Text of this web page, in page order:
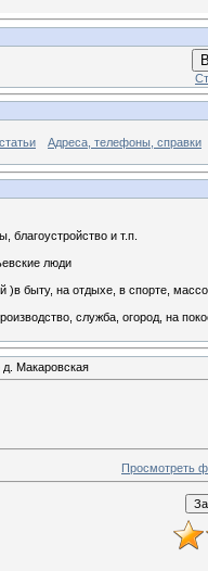
Адреса, телефоны, справки
благоустройство и т.п.
люди
быту, на отдыхе, в спорте,
служба, огород, на
д. Макаровская
Просмотреть